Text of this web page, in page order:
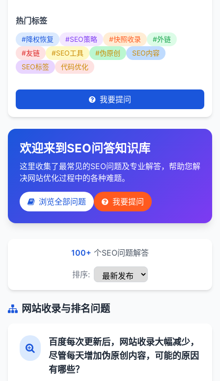
热门标签
#降权恢复 #SEO策略 #快照收录
#外链
#友链
#SEO工具 #伪原创
SEO内容
SEO标签
代码优化
我要提问
欢迎来到SEO问答知识库
这里收集了最常见的SEO问题及专业解答，帮助您解
决网站优化过程中的各种难题。
浏览全部问题 我要提问
100+ 个SEO问题解答
排序:
网站收录与排名问题
百度每次更新后，网站收录大幅减少，
尽管每天增加伪原创内容，可能的原因
有哪些？